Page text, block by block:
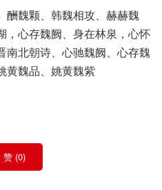
酬魏颗、韩魏相攻、赫赫魏
，心存魏阙、身在林泉，心怀
南北朝诗、心驰魏阙、心存魏
黄魏品、姚黄魏紫
赞 (0)